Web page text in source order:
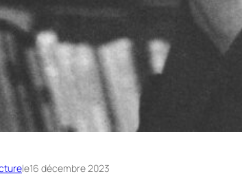
le16 décembre 2023